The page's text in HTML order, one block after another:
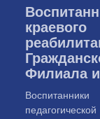
Филиала